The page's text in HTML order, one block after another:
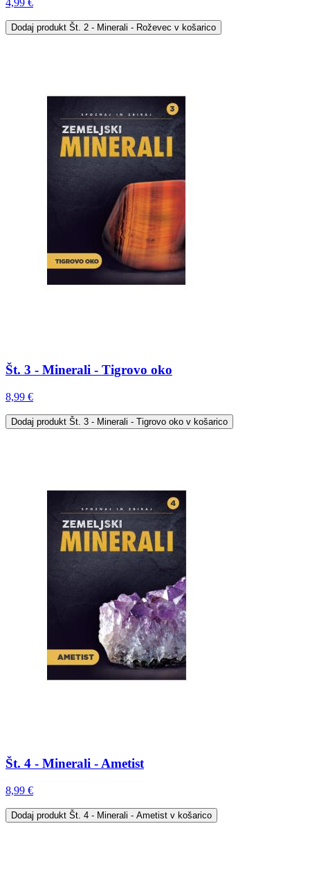
4,99 €
Dodaj produkt Št. 2 - Minerali - Roževec v košarico
Št. 3 - Minerali - Tigrovo oko
8,99 €
Dodaj produkt Št. 3 - Minerali - Tigrovo oko v košarico
Št. 4 - Minerali - Ametist
8,99 €
Dodaj produkt Št. 4 - Minerali - Ametist v košarico